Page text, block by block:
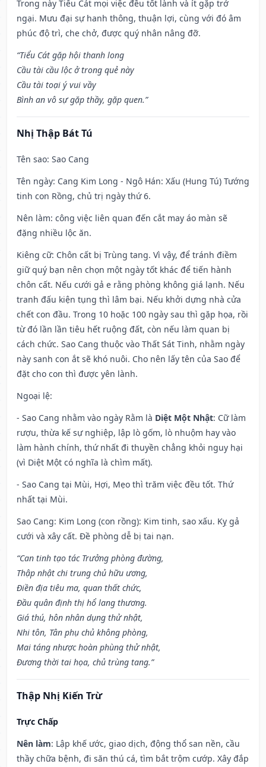
Trong này Tiểu Cát mọi việc đều tốt lành và ít gặp trở
ngại. Mưu đại sự hanh thông, thuận lợi, cùng với đó âm
phúc độ trì, che chở, được quý nhân nâng đỡ.
“Tiểu Cát gặp hội thanh long
Cầu tài cầu lộc ở trong quẻ này
Cầu tài toại ý vui vầy
Bình an vô sự gặp thầy, gặp quen.”
Nhị Thập Bát Tú
Tên sao: Sao Cang
Tên ngày: Cang Kim Long - Ngô Hán: Xấu (Hung Tú) Tướng
tinh con Rồng, chủ trị ngày thứ 6.
Nên làm: công việc liên quan đến cắt may áo màn sẽ
đặng nhiều lộc ăn.
Kiêng cữ: Chôn cất bị Trùng tang. Vì vậy, để tránh điềm
giữ quý bạn nên chọn một ngày tốt khác để tiến hành
chôn cất. Nếu cưới gả e rằng phòng không giá lạnh. Nếu
tranh đấu kiện tụng thì lâm bại. Nếu khởi dựng nhà cửa
chết con đầu. Trong 10 hoặc 100 ngày sau thì gặp họa, rồi
từ đó lần lần tiêu hết ruộng đất, còn nếu làm quan bị
cách chức. Sao Cang thuộc vào Thất Sát Tinh, nhằm ngày
này sanh con ắt sẽ khó nuôi. Cho nên lấy tên của Sao để
đặt cho con thì được yên lành.
Ngoại lệ:
- Sao Cang nhằm vào ngày Rằm là Diệt Một Nhật: Cữ làm
rượu, thừa kế sự nghiệp, lập lò gốm, lò nhuộm hay vào
làm hành chính, thứ nhất đi thuyền chẳng khỏi nguy hại
(vì Diệt Một có nghĩa là chìm mất).
- Sao Cang tại Mùi, Hợi, Mẹo thì trăm việc đều tốt. Thứ
nhất tại Mùi.
Sao Cang: Kim Long (con rồng): Kim tinh, sao xấu. Kỵ gả
cưới và xây cất. Đề phòng dễ bị tai nạn.
“Can tinh tạo tác Trưởng phòng đường,
Thập nhật chi trung chủ hữu ương,
Điền địa tiêu ma, quan thất chức,
Đầu quân định thị hổ lang thương.
Giá thú, hôn nhân dụng thử nhật,
Nhi tôn, Tân phụ chủ không phòng,
Mai táng nhược hoàn phùng thử nhật,
Đương thời tai họa, chủ trùng tang.”
Thập Nhị Kiến Trừ
Trực Chấp
Nên làm: Lập khế ước, giao dịch, động thổ san nền, cầu
thầy chữa bệnh, đi săn thú cá, tìm bắt trộm cướp. Xây đắp